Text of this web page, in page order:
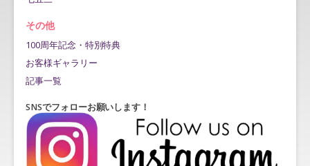
その他
100周年記念・特別特典
お客様ギャラリー
記事一覧
SNSでフォローお願いします！